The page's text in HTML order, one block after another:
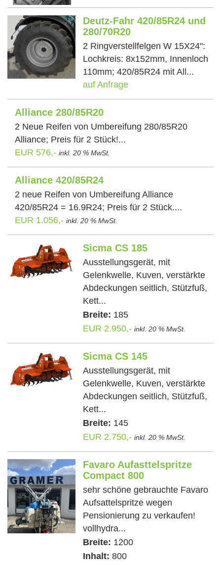
Deutz-Fahr 420/85R24 und
280/70R20
2 Ringverstellfelgen W 15X24":
Lochkreis: 8x152mm, Innenloch
110mm; 420/85R24 mit All...
auf Anfrage
Alliance 280/85R20
2 Neue Reifen von Umbereifung 280/85R20
Alliance; Preis für 2 Stück!...
EUR 576,- inkl. 20 % MwSt.
Alliance 420/85R24
2 neue Reifen von Umbereifung Alliance
420/85R24 = 16.9R24; Preis für 2 Stück....
EUR 1.056,- inkl. 20 % MwSt.
Sicma CS 185
Ausstellungsgerät, mit
Gelenkwelle, Kuven, verstärkte
Abdeckungen seitlich, Stützfuß,
Kett...
Breite: 185
EUR 2.950,- inkl. 20 % MwSt.
Sicma CS 145
Ausstellungsgerät, mit
Gelenkwelle, Kuven, verstärkte
Abdeckungen seitlich, Stützfuß,
Kett...
Breite: 145
EUR 2.750,- inkl. 20 % MwSt.
Favaro Aufasttelspritze
Compact 800
sehr schöne gebrauchte Favaro
Aufsattelspritze wegen
Pensionierung zu verkaufen!
vollhydra...
Breite: 1200
Inhalt: 800